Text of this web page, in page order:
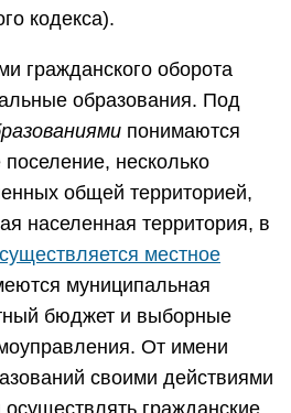
кодекса).
гражданского оборота
образования. Под
понимаются
поселение, несколько
общей территорией,
населенная территория, в
местное
муниципальная
бюджет и выборные
От имени
своими действиями
осуществлять гражданские